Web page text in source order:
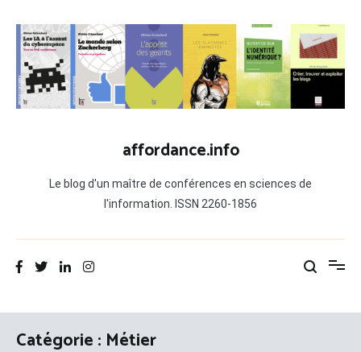
contenu
affordance.info
Le blog d'un maître de conférences en sciences de
l'information. ISSN 2260-1856
Catégorie : Métier